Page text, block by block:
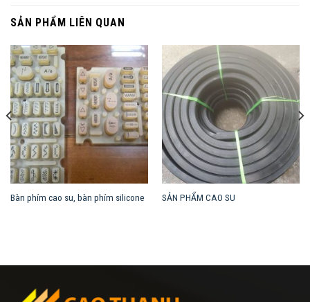
SẢN PHẨM LIÊN QUAN
Bàn phím cao su, bàn phím silicone SẢN PHẨM CAO SU